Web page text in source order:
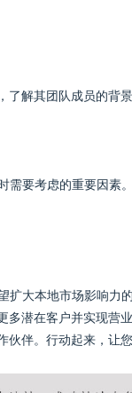
了解其团队成员的背
需要考虑的重要因
扩大本地市场影响力
潜在客户并实现营
伙伴。行动起来，让